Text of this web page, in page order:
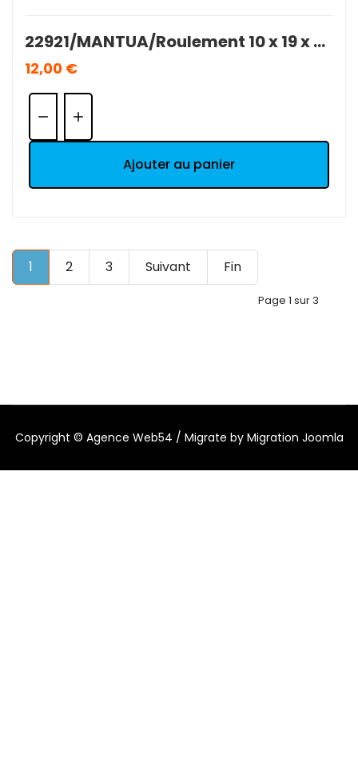
22921/MANTUA/Roulement 10 x 19 x 5 (2 pièces).
12,00 €
Quantité:
Ajouter au panier
1 2 3 Suivant Fin
Page 1 sur 3
Copyright © Agence Web54 / Migrate by Migration Joomla